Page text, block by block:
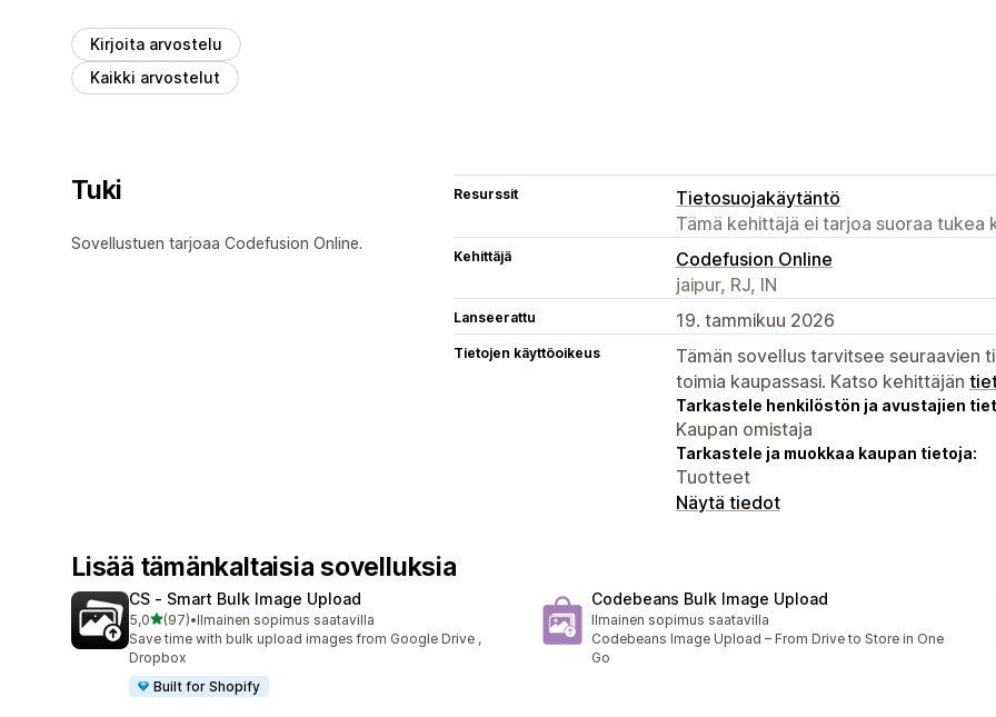
Kirjoita arvostelu
Kaikki arvostelut
Tuki
Sovellustuen tarjoaa Codefusion Online.
Resurssit
Tietosuojakäytäntö
Tämä kehittäjä ei tarjoa suoraa tukea
Kehittäjä
Codefusion Online
jaipur, RJ, IN
Lanseerattu 19. tammikuu 2026
Tietojen käyttöoikeus
Tämän sovellus tarvitsee
toimia kaupassasi. Katso kehittäjän
Tarkastele henkilöstön ja avustajien
Kaupan omistaja
Tarkastele ja muokkaa kaupan tietoja:
Tuotteet
Näytä tiedot
Lisää tämänkaltaisia sovelluksia
CS ‑ Smart Bulk Image Upload
5,0/ 5 tähteä
(97)
97 arvostelua yhteensä
•Ilmainen sopimus saatavilla
Save time with bulk upload images from Google Drive ,
Dropbox
Built for Shopify
Codebeans Bulk Image Upload
Ilmainen sopimus saatavilla
Codebeans Image Upload – From Drive to Store in One
Go